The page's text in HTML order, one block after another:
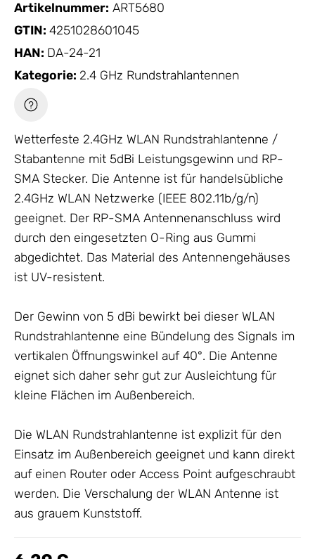
Artikelnummer: ART5680
GTIN: 4251028601045
HAN: DA-24-21
Kategorie: 2.4 GHz Rundstrahlantennen
Wetterfeste 2.4GHz WLAN Rundstrahlantenne /
Stabantenne mit 5dBi Leistungsgewinn und RP-
SMA Stecker. Die Antenne ist für handelsübliche
2.4GHz WLAN Netzwerke (IEEE 802.11b/g/n)
geeignet. Der RP-SMA Antennenanschluss wird
durch den eingesetzten O-Ring aus Gummi
abgedichtet. Das Material des Antennengehäuses
ist UV-resistent.
Der Gewinn von 5 dBi bewirkt bei dieser WLAN
Rundstrahlantenne eine Bündelung des Signals im
vertikalen Öffnungswinkel auf 40°. Die Antenne
eignet sich daher sehr gut zur Ausleichtung für
kleine Flächen im Außenbereich.
Die WLAN Rundstrahlantenne ist explizit für den
Einsatz im Außenbereich geeignet und kann direkt
auf einen Router oder Access Point aufgeschraubt
werden. Die Verschalung der WLAN Antenne ist
aus grauem Kunststoff.